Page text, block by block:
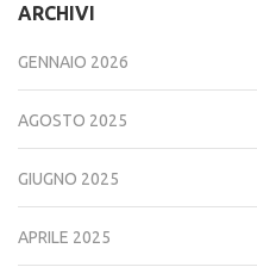
ARCHIVI
GENNAIO 2026
AGOSTO 2025
GIUGNO 2025
APRILE 2025